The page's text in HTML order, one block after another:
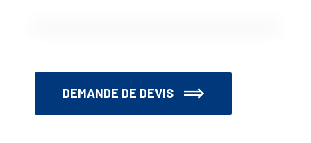
DEMANDE DE DEVIS